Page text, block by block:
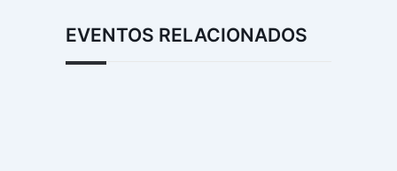
EVENTOS RELACIONADOS